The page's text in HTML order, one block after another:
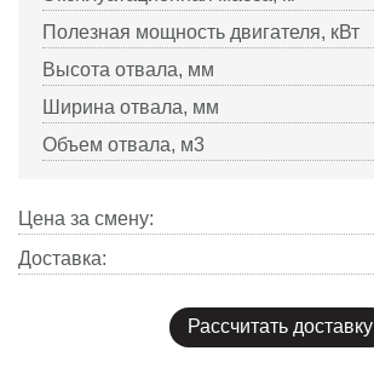
Полезная мощность двигателя, кВт
Высота отвала, мм
Ширина отвала, мм
Объем отвала, м3
Цена за смену:
Доставка:
Рассчитать доставку